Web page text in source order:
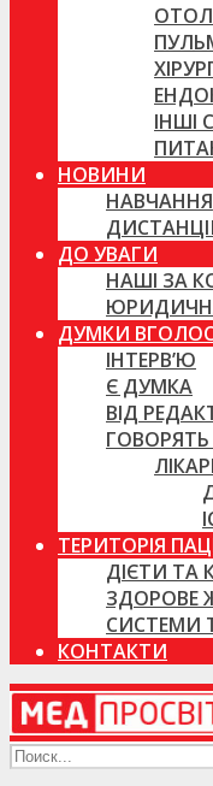
ІНШІ
НОВИНИ
НАВЧАННЯ
ДО УВАГИ
НАШІ ЗА
ДУМКИ
ІНТЕРВ’Ю
Є ДУМКА
ВІД
ГОВОРЯТЬ
ТЕРИТОРІЯ
ДІЄТИ ТА
ЗДОРОВЕ
СИСТЕМИ
КОНТАКТИ